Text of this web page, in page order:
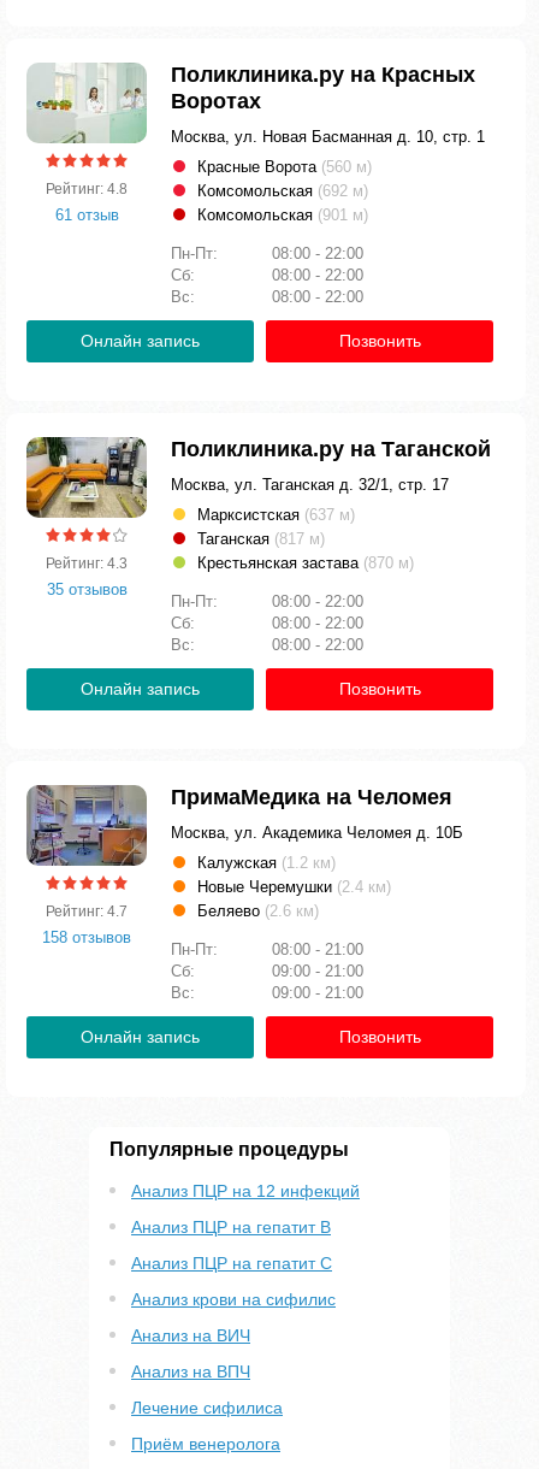
Рейтинг: 4.8
61 отзыв
Поликлиника.ру на Красных
Воротах
Москва, ул. Новая Басманная д. 10, стр. 1
Красные Ворота (560 м)
Комсомольская (692 м)
Комсомольская (901 м)
Пн-Пт:
08:00 - 22:00
Сб:
08:00 - 22:00
Вс:
08:00 - 22:00
Онлайн запись Позвонить
Рейтинг: 4.3
35 отзывов
Поликлиника.ру на Таганской
Москва, ул. Таганская д. 32/1, стр. 17
Марксистская (637 м)
Таганская (817 м)
Крестьянская застава (870 м)
Пн-Пт:
08:00 - 22:00
Сб:
08:00 - 22:00
Вс:
08:00 - 22:00
Онлайн запись Позвонить
Рейтинг: 4.7
158 отзывов
ПримаМедика на Челомея
Москва, ул. Академика Челомея д. 10Б
Калужская (1.2 км)
Новые Черемушки (2.4 км)
Беляево (2.6 км)
Пн-Пт:
08:00 - 21:00
Сб:
09:00 - 21:00
Вс:
09:00 - 21:00
Онлайн запись Позвонить
Популярные процедуры
Анализ ПЦР на 12 инфекций
Анализ ПЦР на гепатит B
Анализ ПЦР на гепатит С
Анализ крови на сифилис
Анализ на ВИЧ
Анализ на ВПЧ
Лечение сифилиса
Приём венеролога